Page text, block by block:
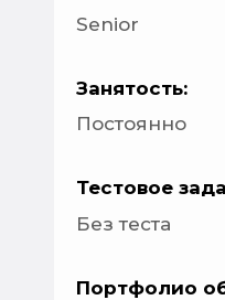
Senior
Занятость:
Постоянно
Тестовое
Без теста
Портфолио